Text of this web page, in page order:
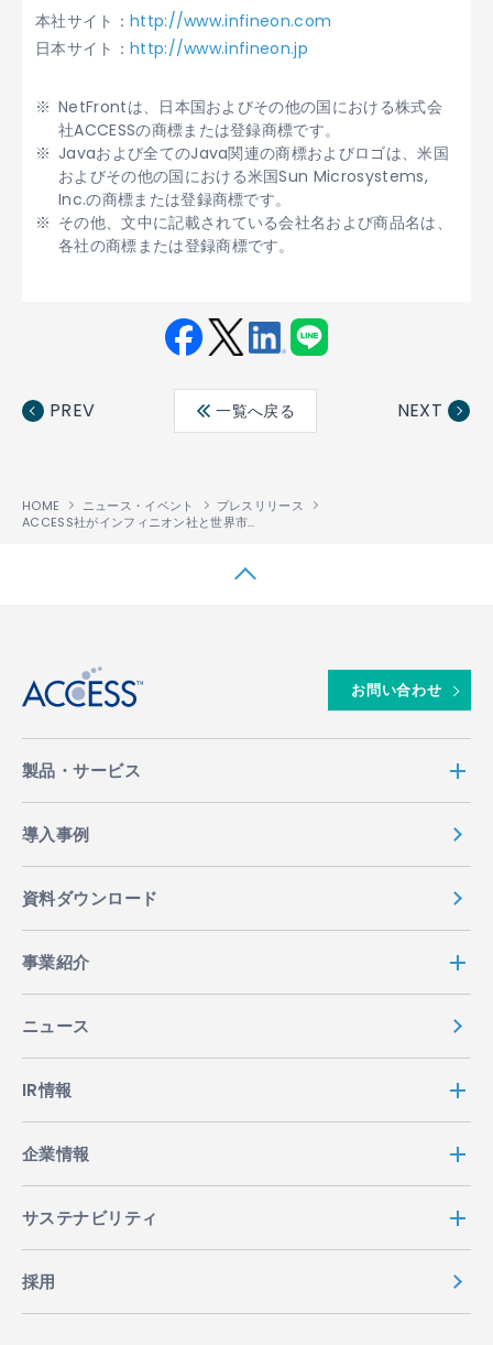
本社サイト： http://www.infineon.com
日本サイト： http://www.infineon.jp
NetFrontは、日本国およびその他の国における株式会
社ACCESSの商標または登録商標です。
Javaおよび全てのJava関連の商標およびロゴは、米国
およびその他の国における米国Sun Microsystems,
Inc.の商標または登録商標です。
その他、文中に記載されている会社名および商品名は、
各社の商標または登録商標です。
ebo ter
edin
PREV 一覧へ戻る NEXT
HOME ニュース・イベント
プレスリリース
ACCESS社がインフィニオン社と世界市場に向けた次世代携帯端末開発で協業
お問い合わせ
製品・サービス
導入事例
資料ダウンロード
事業紹介
ニュース
IR情報
企業情報
サステナビリティ
採用